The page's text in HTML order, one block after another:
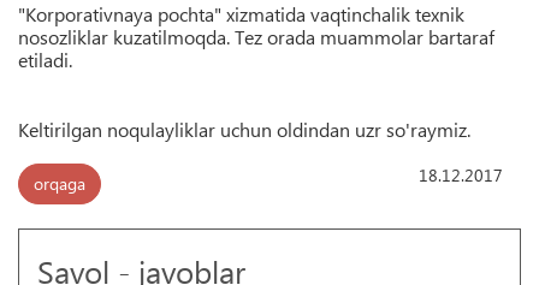
"Korporativnaya pochta" xizmatida vaqtinchalik texnik
nosozliklar kuzatilmoqda. Tez orada muammolar bartaraf
etiladi.
Keltirilgan noqulayliklar uchun oldindan uzr so'raymiz.
orqaga 18.12.2017
Savol - javoblar